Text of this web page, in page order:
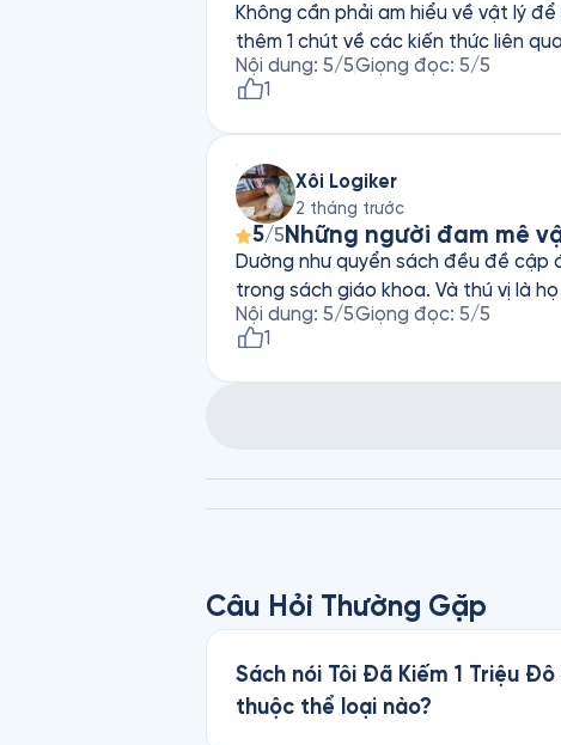
Không cần phải am hiểu về vật lý
thêm 1 chút về các kiến thức liên
Nội dung: 5/5Giọng đọc: 5/5
1
Xôi Logiker
2 tháng trước
5/5 Những người đam mê
Dường như quyển sách đều đề
trong sách giáo khoa. Và thú vị là
Nội dung: 5/5Giọng đọc: 5/5
1
Câu Hỏi Thường Gặp
Sách nói Tôi Đã Kiếm 1 Triệu
thuộc thể loại nào?